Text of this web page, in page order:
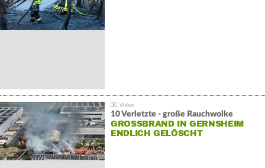
10 Verletzte - große Rauchwolke
GROSSBRAND IN GERNSHEIM E
NDLICH GELÖSCHT